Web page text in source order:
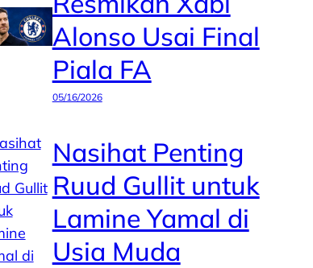
Alonso Usai Final
Piala FA
05/16/2026
Nasihat Penting
Ruud Gullit untuk
Lamine Yamal di
Usia Muda